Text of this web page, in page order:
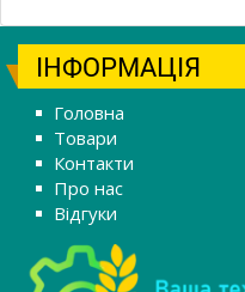
ІНФОРМАЦІЯ
Головна
Товари
Контакти
Про нас
Відгуки